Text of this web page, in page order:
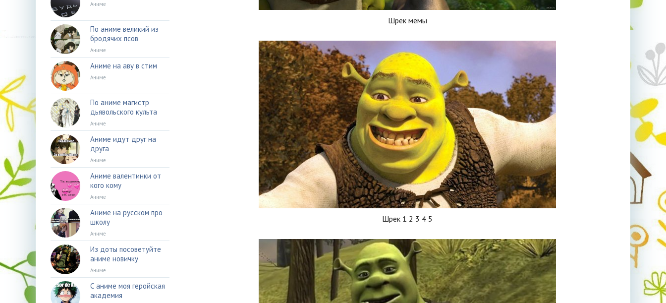
Шрек мемы
Шрек 1 2 3 4 5
Аниме
По аниме великий из
бродячих псов
Аниме
Аниме на аву в стим
Аниме
По аниме магистр
дьявольского культа
Аниме
Аниме идут друг на
друга
Аниме
Аниме валентинки от
кого кому
Аниме
Аниме на русском про
школу
Аниме
Из доты посоветуйте
аниме новичку
Аниме
С аниме моя геройская
академия